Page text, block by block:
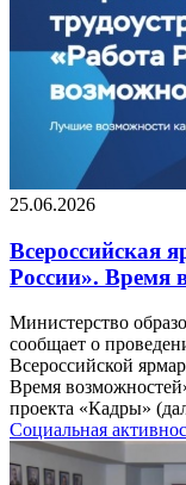
25.06.2026
Всероссийская
России». Время
Министерство
сообщает о
Всероссийской
Время
проекта «Кадры»
Социальная